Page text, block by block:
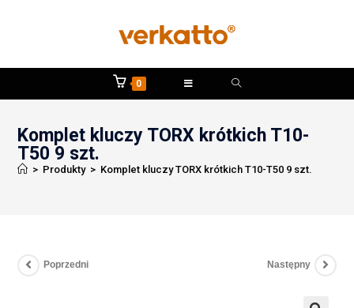
0
Komplet kluczy TORX krótkich T10-
T50 9 szt.
> Produkty > Komplet kluczy TORX krótkich T10-T50 9 szt.
Poprzedni Następny